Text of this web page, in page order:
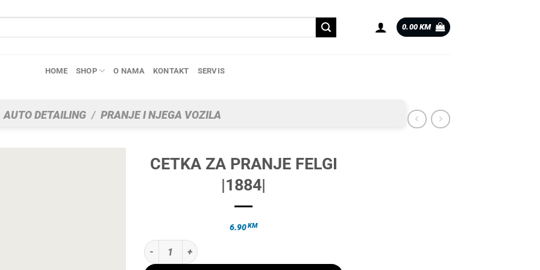
0.00 KM
HOME SHOP O NAMA KONTAKT SERVIS
AUTO DETAILING / PRANJE I NJEGA VOZILA
CETKA ZA PRANJE FELGI
|1884|
6.90KM
CETKA ZA PRANJE FELGI |1884| količina